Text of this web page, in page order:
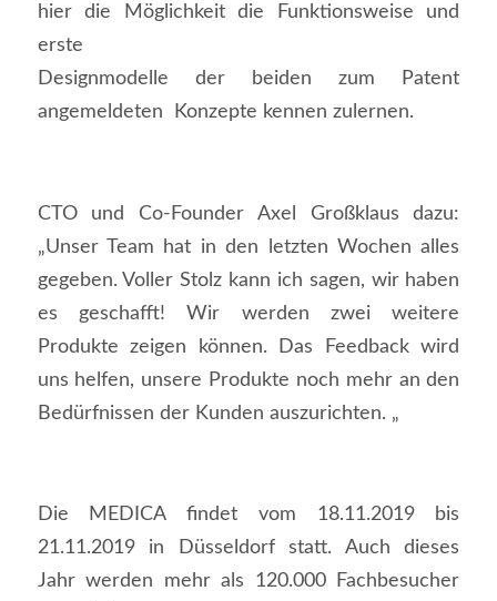
hier die Möglichkeit die Funktionsweise und
erste
Designmodelle der beiden zum Patent
angemeldeten Konzepte kennen zulernen.
CTO und Co-Founder Axel Großklaus dazu:
„Unser Team hat in den letzten Wochen alles
gegeben. Voller Stolz kann ich sagen, wir haben
es geschafft! Wir werden zwei weitere
Produkte zeigen können. Das Feedback wird
uns helfen, unsere Produkte noch mehr an den
Bedürfnissen der Kunden auszurichten. „
Die MEDICA findet vom 18.11.2019 bis
21.11.2019 in Düsseldorf statt. Auch dieses
Jahr werden mehr als 120.000 Fachbesucher